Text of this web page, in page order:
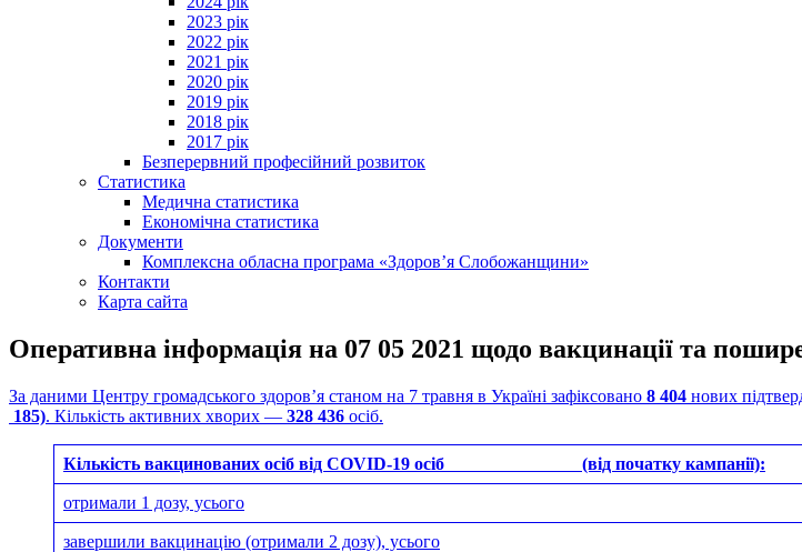
2023 рік
2022 рік
2021 рік
2020 рік
2019 рік
2018 рік
2017 рік
Безперервний професійний розвиток
Статистика
Медична статистика
Економічна статистика
Документи
Комплексна обласна програма «Здоров’я Слобожанщини»
Контакти
Карта сайта
Оперативна інформація на 07 05 2021 щодо вакцинації та
За даними Центру громадського здоров’я станом на 7 травня в Україні зафіксовано 8 404 нових
185). Кількість активних хворих — 328 436 осіб.
Кількість вакцинованих осіб від COVID-19 осіб (від початку кампанії):
отримали 1 дозу, усього
завершили вакцинацію (отримали 2 дозу), усього